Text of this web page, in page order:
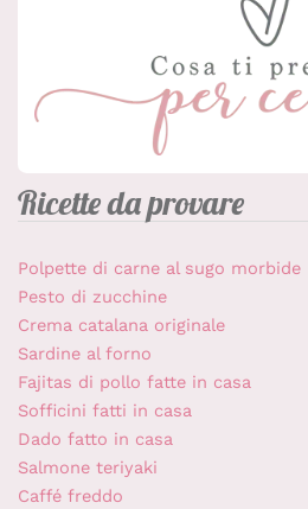
Ricette da provare
Polpette di carne al sugo morbide
Pesto di zucchine
Crema catalana originale
Sardine al forno
Fajitas di pollo fatte in casa
Sofficini fatti in casa
Dado fatto in casa
Salmone teriyaki
Caffé freddo